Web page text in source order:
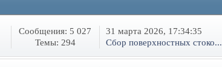
Сообщения: 5 027
Темы: 294
31 марта 2026, 17:34:35
Сбор поверхностных стоко...